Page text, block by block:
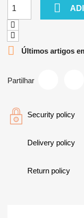

 Últimos artigos
Partilhar
Security policy
Delivery policy
Return policy